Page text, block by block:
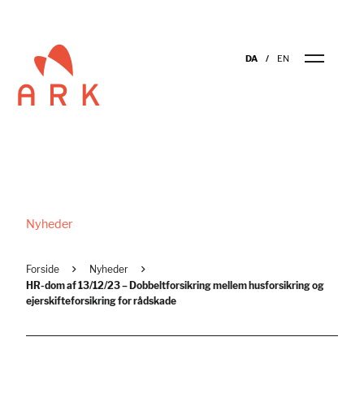
DA EN
Nyheder
Forside
Nyheder
HR-dom af 13/12/23 – Dobbeltforsikring mellem husforsikring og
ejerskifteforsikring for rådskade